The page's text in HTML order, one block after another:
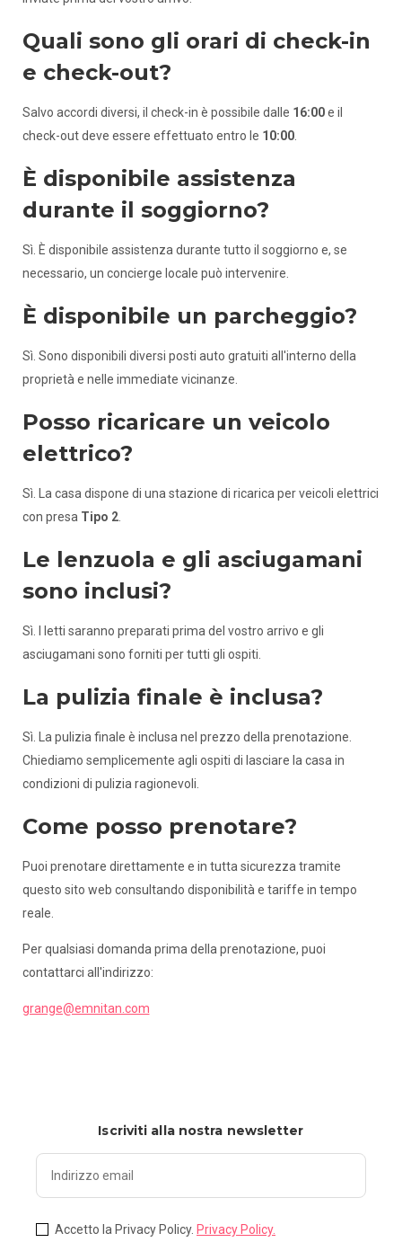
Quali sono gli orari di check-in
e check-out?
Salvo accordi diversi, il check-in è possibile dalle 16:00e il
check-out deve essere effettuato entro le 10:00.
È disponibile assistenza
durante il soggiorno?
Sì. È disponibile assistenza durante tutto il soggiorno e, se
necessario, un concierge locale può intervenire.
È disponibile un parcheggio?
Sì. Sono disponibili diversi posti auto gratuiti all'interno della
proprietà e nelle immediate vicinanze.
Posso ricaricare un veicolo
elettrico?
Sì. La casa dispone di una stazione di ricarica per veicoli elettrici
con presa Tipo 2.
Le lenzuola e gli asciugamani
sono inclusi?
Sì. I letti saranno preparati prima del vostro arrivo e gli
asciugamani sono forniti per tutti gli ospiti.
La pulizia finale è inclusa?
Sì. La pulizia finale è inclusa nel prezzo della prenotazione.
Chiediamo semplicemente agli ospiti di lasciare la casa in
condizioni di pulizia ragionevoli.
Come posso prenotare?
Puoi prenotare direttamente e in tutta sicurezza tramite
questo sito web consultando disponibilità e tariffe in tempo
reale.
Per qualsiasi domanda prima della prenotazione, puoi
contattarci all'indirizzo:
grange@emnitan.com
Iscriviti alla nostra newsletter
Accetto la Privacy Policy. Privacy Policy.